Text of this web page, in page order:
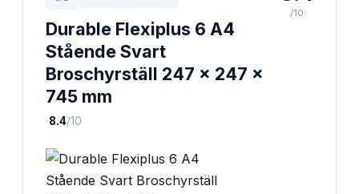
Durable Flexiplus 6 A4
Stående Svart
Broschyrställ 247 x 247 x
745 mm
·8.4/10
/10